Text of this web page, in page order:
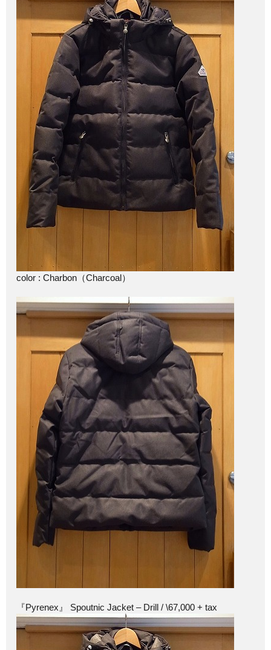
color : Charbon（Charcoal）
『Pyrenex』 Spoutnic Jacket – Drill / \67,000 + tax